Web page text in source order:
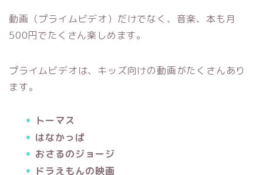
動画（プライムビデオ）だけでなく、音楽、本も月
500円でたくさん楽しめます。
プライムビデオは、キッズ向けの動画がたくさんあり
ます。
トーマス
はなかっぱ
おさるのジョージ
ドラえもんの映画